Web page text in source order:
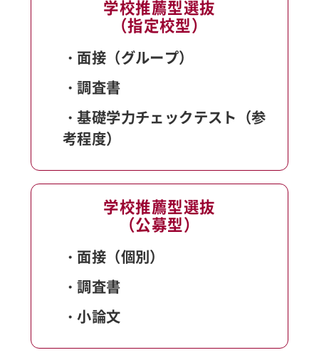
学校推薦型選抜
（指定校型）
・面接（グループ）
・調査書
・基礎学力チェックテスト（参
考程度）
学校推薦型選抜
（公募型）
・面接（個別）
・調査書
・小論文